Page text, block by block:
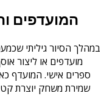
המועדפים
במהלך הסיור גיליתי
מועדפים או ליצור
ספרים אישי. המועדף
שמירת משחק יוצרת